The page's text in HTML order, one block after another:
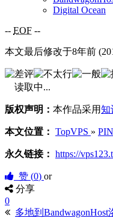
Digital Ocean
-- EOF --
本文最后修改于8年前
读取中...
版权声明： 本作品采用知
本文位置： TopVPS »
永久链接： https://
赞 (0) or
分享
0
多地到BandwagonHost